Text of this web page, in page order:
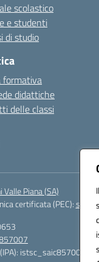
scolastico
e studenti
di studio
formativa
didattiche
delle classi
Piana (SA)
certificata (PEC):
istsc_saic857007